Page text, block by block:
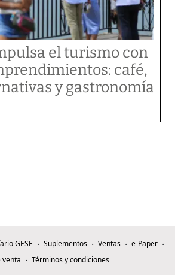
el turismo con
café,
y gastronomía
GESE Suplementos Ventas
e-Paper
venta
Términos y condiciones